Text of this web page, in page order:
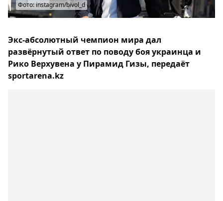
Фото: instagram/bivol_d
Экс-абсолютный чемпион мира дал
развёрнутый ответ по поводу боя украинца и
Рико Верхувена у Пирамид Гизы, передаёт
sportarena.kz